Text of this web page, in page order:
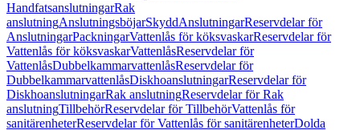
HandfatsanslutningarRak
anslutningAnslutningsböjarSkyddAnslutningarReservdelar för
AnslutningarPackningarVattenlås för köksvaskarReservdelar för
Vattenlås för köksvaskarVattenlåsReservdelar för
VattenlåsDubbelkammarvattenlåsReservdelar för
DubbelkammarvattenlåsDiskhoanslutningarReservdelar för
DiskhoanslutningarRak anslutningReservdelar för Rak
anslutningTillbehörReservdelar för TillbehörVattenlås för
sanitärenheterReservdelar för Vattenlås för sanitärenheterDolda